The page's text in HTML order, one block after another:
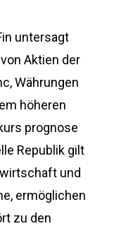
untersagt
Aktien der
Währungen
höheren
prognose
Republik gilt
und
ermöglichen
zu den